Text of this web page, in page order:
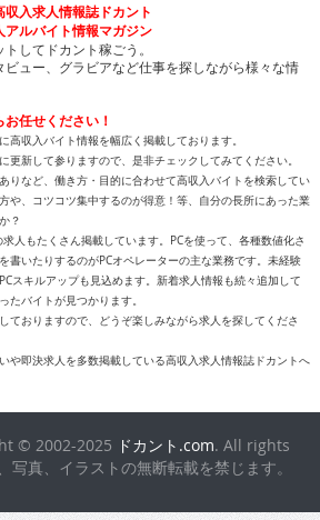
入求人情報誌ドカント
ルバイト情報マガジン
してドカント稼ごう。
ュー、グラビアなど仕事を探しながら様々な情
任せください！
高収入バイト情報を幅広く掲載しております。
更新して参りますので、是非チェックしてみてください。
りなど、働き方・目的に合わせて高収入バイトを検索してい
や、コツコツ集中するのが得意！等、自分の長所にあった業
？
人もたくさん掲載しています。PCを使って、各種数値化さ
書いたりするのがPCオペレーターの主な業務です。未経験
スキルアップも見込めます。新着求人情報も続々追加して
たバイトが見つかります。
ておりますので、どうぞ楽しみながら求人を探してくださ
や即決求人を多数掲載している高収入求人情報誌ドカントへ
© 2002-2025 ドカント.com. All rights
真、イラストの無断転載を禁じます。